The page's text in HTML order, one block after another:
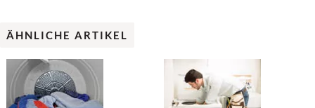
ÄHNLICHE ARTIKEL